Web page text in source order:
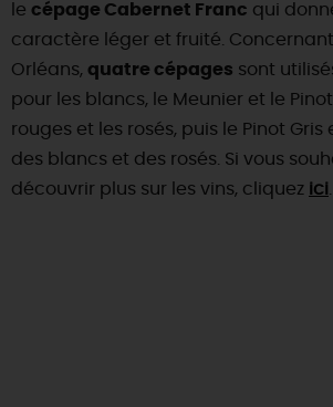
le cépage Cabernet Franc qui
caractère léger et fruité.
Orléans, quatre cépages sont
pour les blancs, le Meunier et le
rouges et les rosés, puis le Pinot Gris
des blancs et des rosés. Si vous
découvrir plus sur les vins, cliquez ici